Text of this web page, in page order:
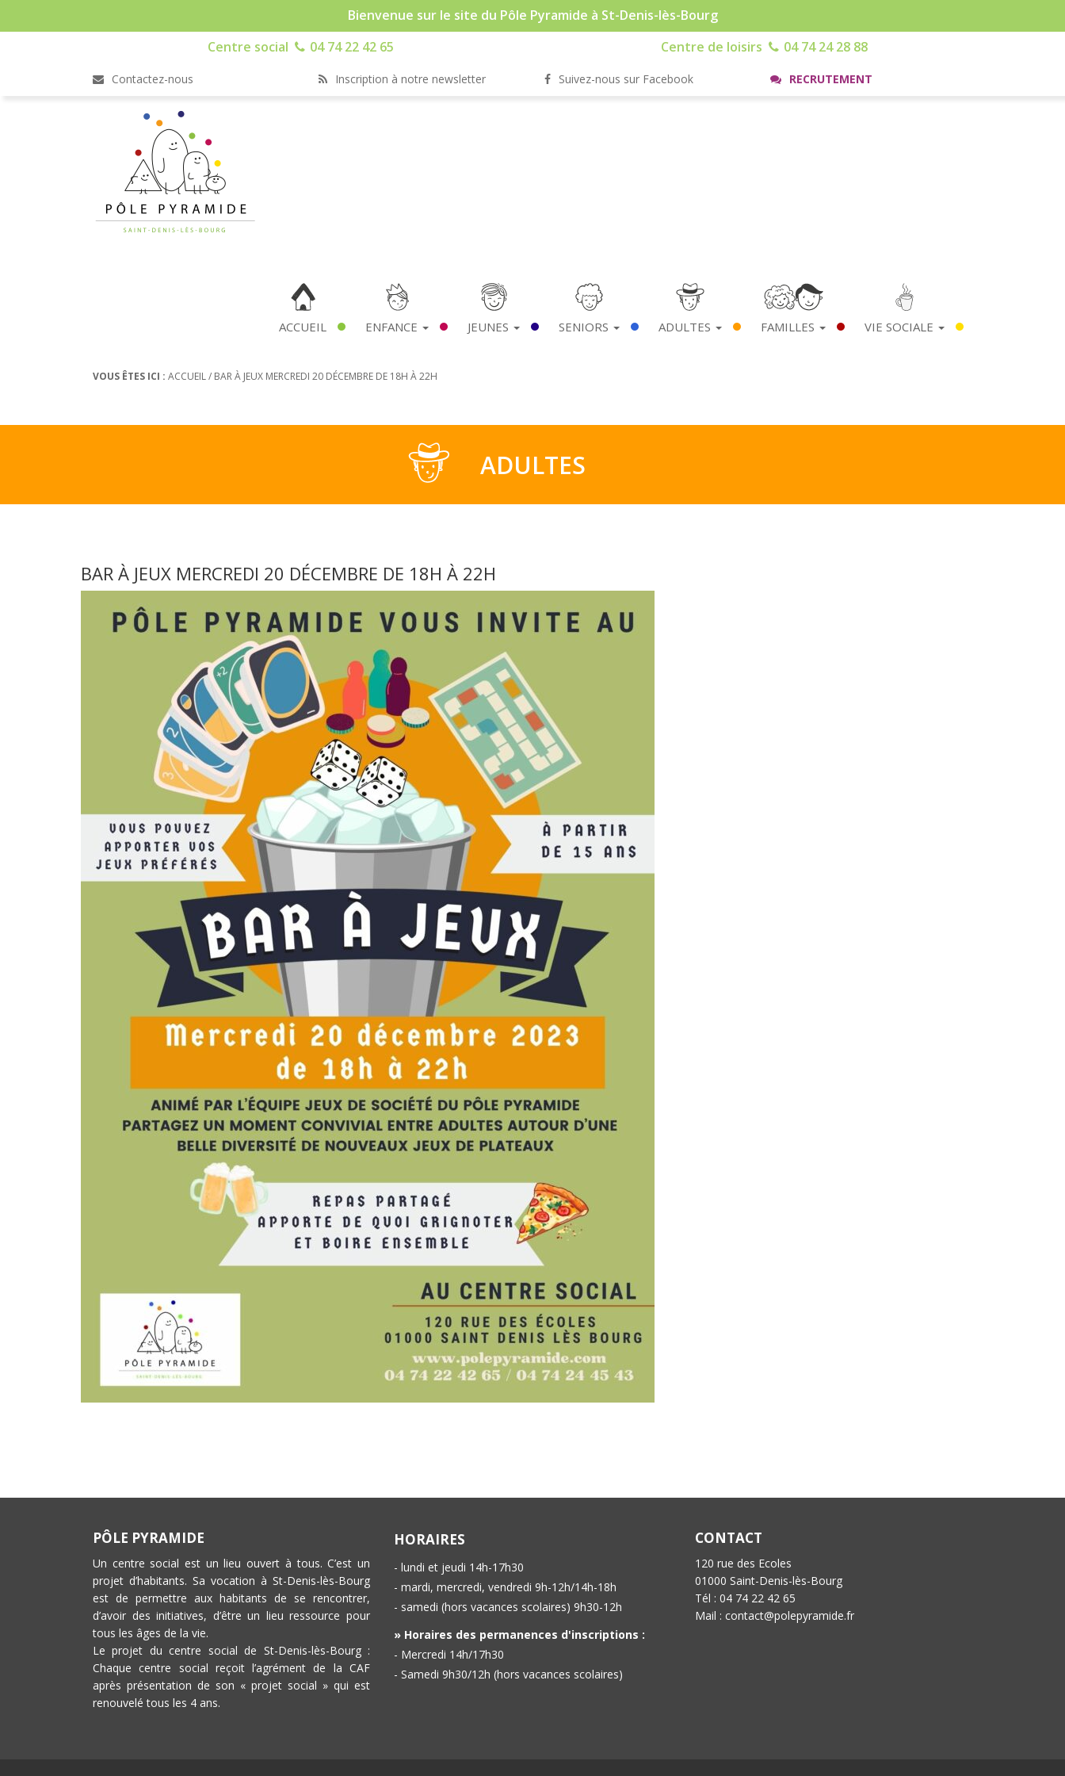
Bienvenue sur le site du Pôle Pyramide à St-Denis-lès-Bourg
Centre social
04 74 22 42 65 Centre de loisirs 04 74 24 28 88
Contactez-nous Inscription à notre newsletter Suivez-nous sur Facebook RECRUTEMENT
ACCUEIL ENFANCE JEUNES SENIORS ADULTES FAMILLES VIE SOCIALE
VOUS ÊTES ICI : ACCUEIL/ BAR À JEUX MERCREDI 20 DÉCEMBRE DE 18H À 22H
ADULTES
BAR À JEUX MERCREDI 20 DÉCEMBRE DE 18H À 22H
PÔLE PYRAMIDE
Un centre social est un lieu ouvert à tous. C’est un
projet d’habitants. Sa vocation à St-Denis-lès-Bourg
est de permettre aux habitants de se rencontrer,
d’avoir des initiatives, d’être un lieu ressource pour
tous les âges de la vie.
Le projet du centre social de St-Denis-lès-Bourg :
Chaque centre social reçoit l’agrément de la CAF
après présentation de son « projet social » qui est
renouvelé tous les 4 ans.
HORAIRES
- lundi et jeudi 14h-17h30
- mardi, mercredi, vendredi 9h-12h/14h-18h
- samedi (hors vacances scolaires) 9h30-12h
» Horaires des permanences d'inscriptions :
- Mercredi 14h/17h30
- Samedi 9h30/12h (hors vacances scolaires)
CONTACT
120 rue des Ecoles
01000 Saint-Denis-lès-Bourg
Tél : 04 74 22 42 65
Mail : contact@polepyramide.fr